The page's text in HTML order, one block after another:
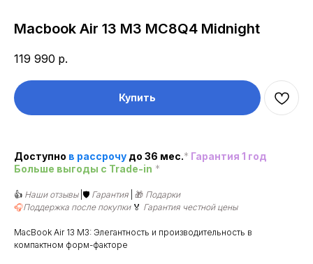
Macbook Air 13 M3 MC8Q4 Midnight
119 990 р.
Купить
Доступно в рассрочу до 36 мес.* Гарантия 1 год
Больше выгоды c Trade-in *
👍 Наши отзывы |🛡️ Гарантия 🎁 Подарки
🎧Поддержка после покупки 🏅 Гарантия честной цены
MacBook Air 13 M3: Элегантность и производительность в
компактном форм-факторе